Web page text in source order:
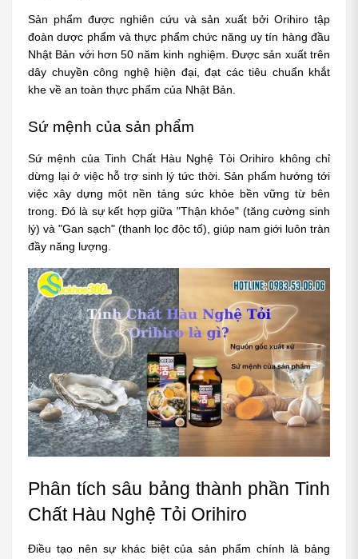
Sản phẩm được nghiên cứu và sản xuất bởi Orihiro tập
đoàn dược phẩm và thực phẩm chức năng uy tín hàng đầu
Nhật Bản với hơn 50 năm kinh nghiệm. Được sản xuất trên
dây chuyền công nghệ hiện đại, đạt các tiêu chuẩn khắt
khe về an toàn thực phẩm của Nhật Bản.
Sứ mệnh của sản phẩm
Sứ mệnh của Tinh Chất Hàu Nghệ Tỏi Orihiro không chỉ
dừng lại ở việc hỗ trợ sinh lý tức thời. Sản phẩm hướng tới
việc xây dựng một nền tảng sức khỏe bền vững từ bên
trong. Đó là sự kết hợp giữa "Thận khỏe" (tăng cường sinh
lý) và "Gan sạch" (thanh lọc độc tố), giúp nam giới luôn tràn
đầy năng lượng.
Phân tích sâu bảng thành phần Tinh
Chất Hàu Nghệ Tỏi Orihiro
Điều tạo nên sự khác biệt của sản phẩm chính là bảng